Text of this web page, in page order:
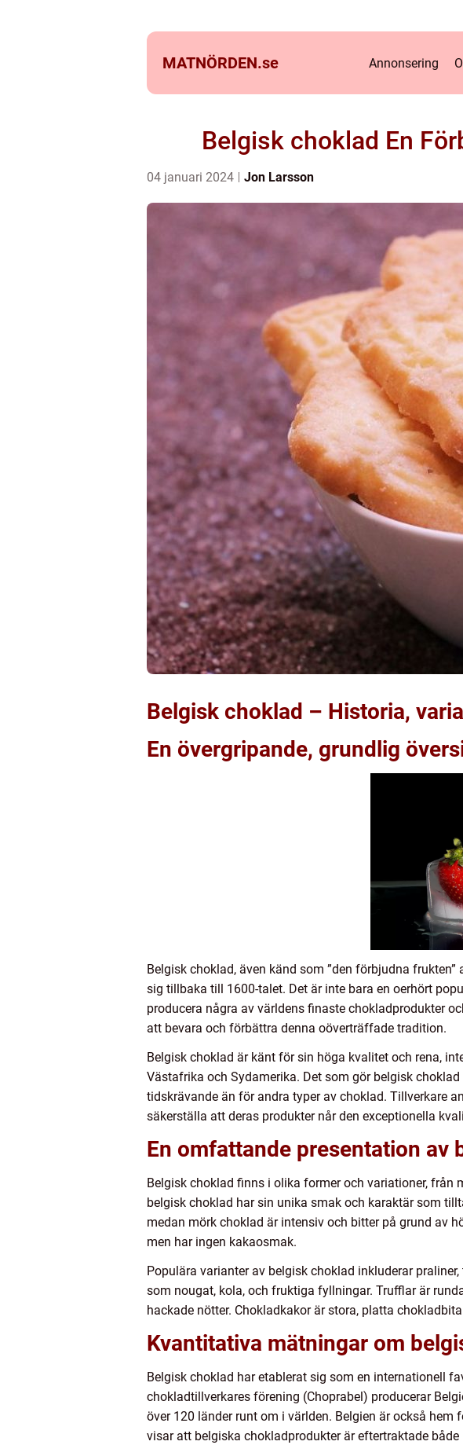
MATNÖRDEN.se Annonsering
Belgisk choklad En
04 januari 2024 Jon Larsson
Belgisk choklad – Historia,
En övergripande, grundlig
Belgisk choklad, även känd som ”den förbjudna
sig tillbaka till 1600-talet. Det är inte bara en oerhört
producera några av världens finaste chokladprodukter
att bevara och förbättra denna oöverträffade tradition.
Belgisk choklad är känt för sin höga kvalitet och rena,
Västafrika och Sydamerika. Det som gör belgisk
tidskrävande än för andra typer av choklad. Tillverkare
säkerställa att deras produkter når den exceptionella
En omfattande presentation av
Belgisk choklad finns i olika former och variationer,
belgisk choklad har sin unika smak och karaktär som
medan mörk choklad är intensiv och bitter på grund av
men har ingen kakaosmak.
Populära varianter av belgisk choklad inkluderar
som nougat, kola, och fruktiga fyllningar. Trufflar är
hackade nötter. Chokladkakor är stora, platta
Kvantitativa mätningar om
Belgisk choklad har etablerat sig som en internationell
chokladtillverkares förening (Choprabel) producerar
över 120 länder runt om i världen. Belgien är också
visar att belgiska chokladprodukter är eftertraktade